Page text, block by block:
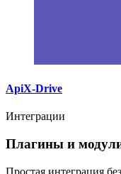
ApiX-Drive
Интеграции
Плагины и
Простая интеграция